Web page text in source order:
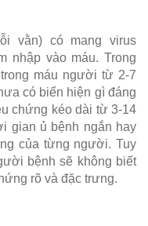
vằn) có mang virus
nhập vào máu. Trong
máu người từ 2-7
có biển hiện gì đáng
chứng kéo dài từ 3-14
gian ủ bệnh ngắn hay
của từng người. Tuy
bệnh sẽ không biết
rõ và đặc trưng.